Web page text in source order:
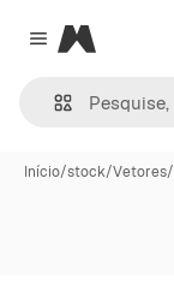
Close menu
Magnific
Início/stock/Vetores/